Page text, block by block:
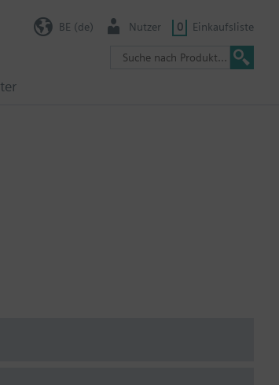
BE (de) Nutzer 0 Einkaufsliste